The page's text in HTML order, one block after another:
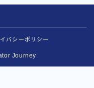
バシーポリシー
Journey